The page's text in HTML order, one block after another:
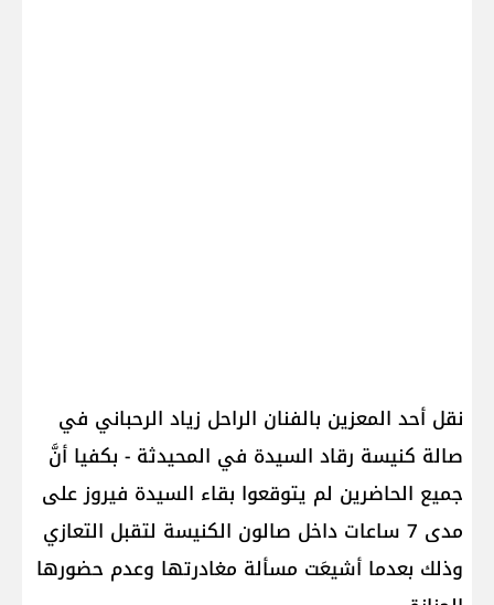
نقل أحد المعزين بالفنان الراحل زياد الرحباني في
صالة كنيسة رقاد السيدة في المحيدثة - بكفيا أنَّ
جميع الحاضرين لم يتوقعوا بقاء السيدة فيروز على
مدى 7 ساعات داخل صالون الكنيسة لتقبل التعازي
وذلك بعدما أشيعَت مسألة مغادرتها وعدم حضورها